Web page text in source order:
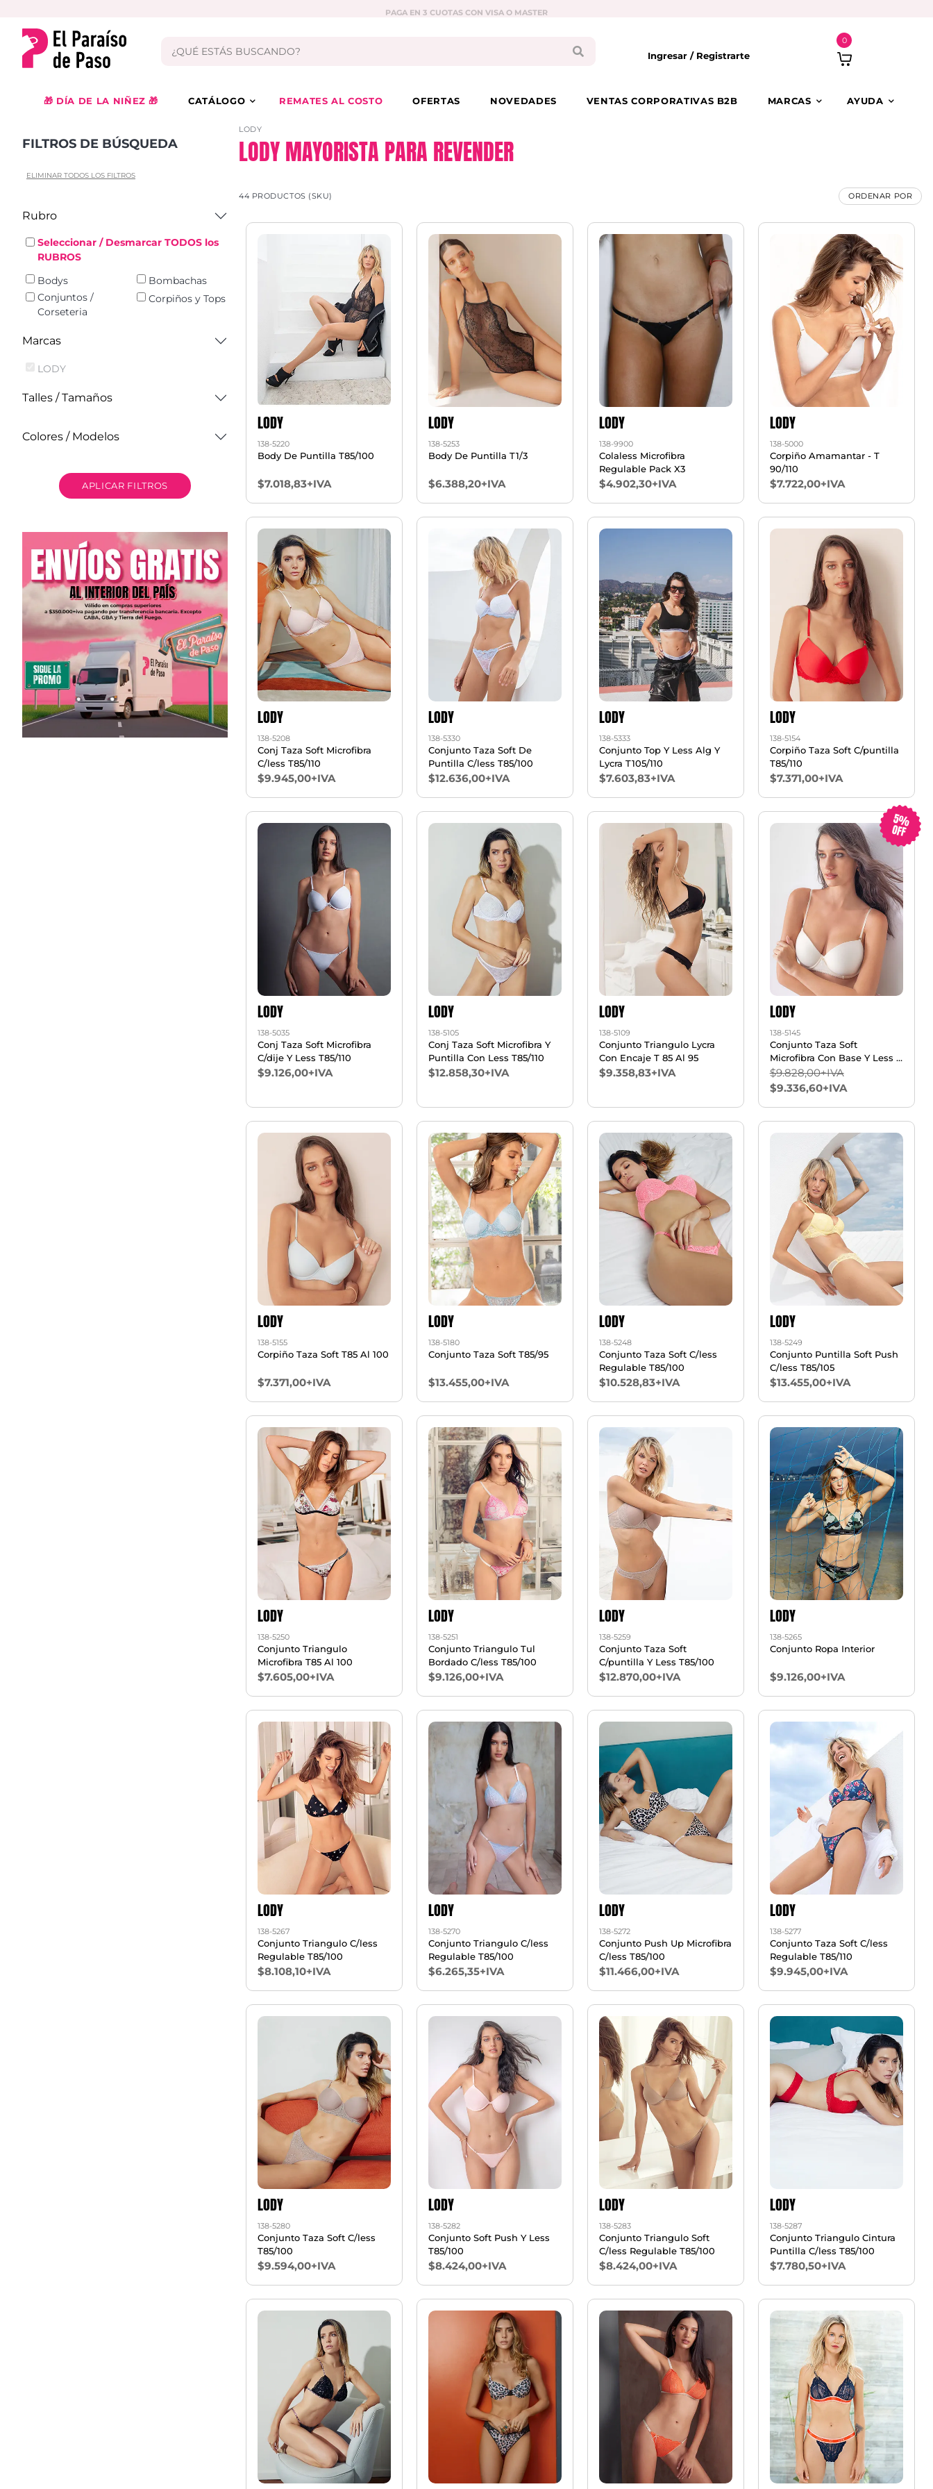
PAGA EN 3 CUOTAS CON VISA O MASTER
Ingresar / Registrarte
0
🎁 DÍA DE LA NIÑEZ 🎁 CATÁLOGO REMATES AL COSTO OFERTAS NOVEDADES VENTAS CORPORATIVAS B2B MARCAS AYUDA
FILTROS DE BÚSQUEDA
ELIMINAR TODOS LOS FILTROS
Rubro
Seleccionar / Desmarcar TODOS los
RUBROS
Bodys
Bombachas
Conjuntos /
Corseteria
Corpiños y Tops
Marcas
LODY
Talles / Tamaños
Colores / Modelos
APLICAR FILTROS
LODY
LODY MAYORISTA PARA REVENDER
44 PRODUCTOS (SKU) ORDENAR POR
LODY
138-5220
Body De Puntilla T85/100
$7.018,83+IVA
LODY
138-5253
Body De Puntilla T1/3
$6.388,20+IVA
LODY
138-9900
Colaless Microfibra
Regulable Pack X3
$4.902,30+IVA
LODY
138-5000
Corpiño Amamantar - T
90/110
$7.722,00+IVA
LODY
138-5208
Conj Taza Soft Microfibra
C/less T85/110
$9.945,00+IVA
LODY
138-5330
Conjunto Taza Soft De
Puntilla C/less T85/100
$12.636,00+IVA
LODY
138-5333
Conjunto Top Y Less Alg Y
Lycra T105/110
$7.603,83+IVA
LODY
138-5154
Corpiño Taza Soft C/puntilla
T85/110
$7.371,00+IVA
LODY
138-5035
Conj Taza Soft Microfibra
C/dije Y Less T85/110
$9.126,00+IVA
LODY
138-5105
Conj Taza Soft Microfibra Y
Puntilla Con Less T85/110
$12.858,30+IVA
LODY
138-5109
Conjunto Triangulo Lycra
Con Encaje T 85 Al 95
$9.358,83+IVA
5%
OFF
LODY
138-5145
Conjunto Taza Soft
Microfibra Con Base Y Less -
T 85/100
$9.828,00+IVA
$9.336,60+IVA
LODY
138-5155
Corpiño Taza Soft T85 Al 100
$7.371,00+IVA
LODY
138-5180
Conjunto Taza Soft T85/95
$13.455,00+IVA
LODY
138-5248
Conjunto Taza Soft C/less
Regulable T85/100
$10.528,83+IVA
LODY
138-5249
Conjunto Puntilla Soft Push
C/less T85/105
$13.455,00+IVA
LODY
138-5250
Conjunto Triangulo
Microfibra T85 Al 100
$7.605,00+IVA
LODY
138-5251
Conjunto Triangulo Tul
Bordado C/less T85/100
$9.126,00+IVA
LODY
138-5259
Conjunto Taza Soft
C/puntilla Y Less T85/100
$12.870,00+IVA
LODY
138-5265
Conjunto Ropa Interior
$9.126,00+IVA
LODY
138-5267
Conjunto Triangulo C/less
Regulable T85/100
$8.108,10+IVA
LODY
138-5270
Conjunto Triangulo C/less
Regulable T85/100
$6.265,35+IVA
LODY
138-5272
Conjunto Push Up Microfibra
C/less T85/100
$11.466,00+IVA
LODY
138-5277
Conjunto Taza Soft C/less
Regulable T85/110
$9.945,00+IVA
LODY
138-5280
Conjunto Taza Soft C/less
T85/100
$9.594,00+IVA
LODY
138-5282
Conjunto Soft Push Y Less
T85/100
$8.424,00+IVA
LODY
138-5283
Conjunto Triangulo Soft
C/less Regulable T85/100
$8.424,00+IVA
LODY
138-5287
Conjunto Triangulo Cintura
Puntilla C/less T85/100
$7.780,50+IVA